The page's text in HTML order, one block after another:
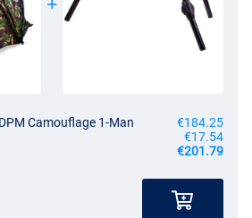
Camouflage 1-Man
€184.25
€17.54
€201.79